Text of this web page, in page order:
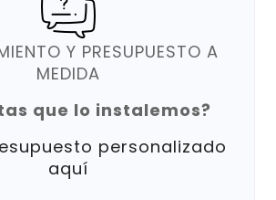
Y PRESUPUESTO A
MEDIDA
que lo instalemos?
personalizado
aquí